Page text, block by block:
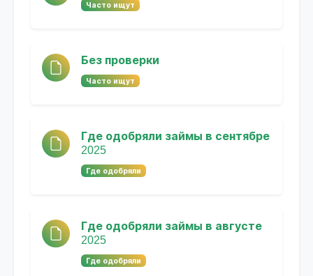
Часто ищут
Без проверки
Часто ищут
Где одобряли займы в сентябре
2025
Где одобряли
Где одобряли займы в августе
2025
Где одобряли